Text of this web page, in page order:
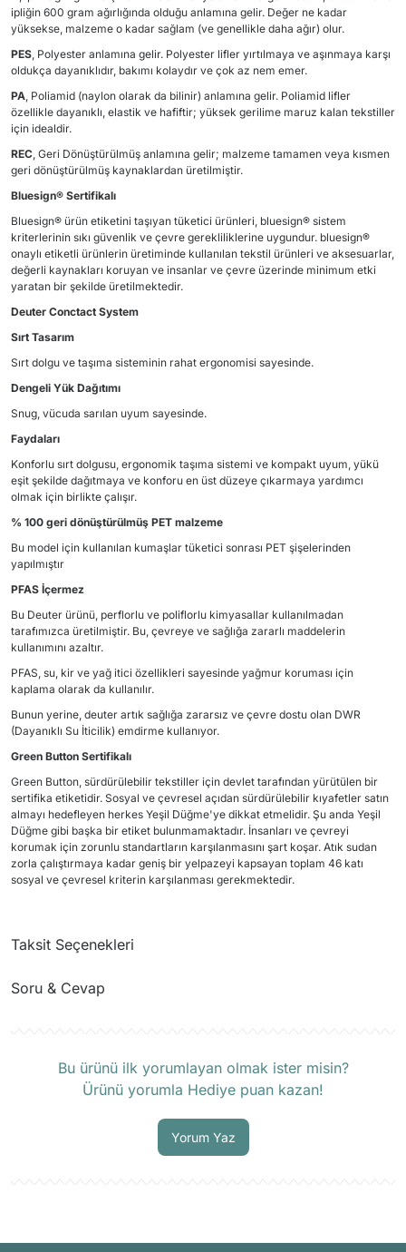
ipliğin 600 gram ağırlığında olduğu anlamına gelir. Değer ne kadar
yüksekse, malzeme o kadar sağlam (ve genellikle daha ağır) olur.
PES, Polyester anlamına gelir. Polyester lifler yırtılmaya ve aşınmaya karşı
oldukça dayanıklıdır, bakımı kolaydır ve çok az nem emer.
PA, Poliamid (naylon olarak da bilinir) anlamına gelir. Poliamid lifler
özellikle dayanıklı, elastik ve hafiftir; yüksek gerilime maruz kalan tekstiller
için idealdir.
REC, Geri Dönüştürülmüş anlamına gelir; malzeme tamamen veya kısmen
geri dönüştürülmüş kaynaklardan üretilmiştir.
Bluesign® Sertifikalı
Bluesign® ürün etiketini taşıyan tüketici ürünleri, bluesign® sistem
kriterlerinin sıkı güvenlik ve çevre gerekliliklerine uygundur. bluesign®
onaylı etiketli ürünlerin üretiminde kullanılan tekstil ürünleri ve aksesuarlar,
değerli kaynakları koruyan ve insanlar ve çevre üzerinde minimum etki
yaratan bir şekilde üretilmektedir.
Deuter Conctact System
Sırt Tasarım
Sırt dolgu ve taşıma sisteminin rahat ergonomisi sayesinde.
Dengeli Yük Dağıtımı
Snug, vücuda sarılan uyum sayesinde.
Faydaları
Konforlu sırt dolgusu, ergonomik taşıma sistemi ve kompakt uyum, yükü
eşit şekilde dağıtmaya ve konforu en üst düzeye çıkarmaya yardımcı
olmak için birlikte çalışır.
% 100 geri dönüştürülmüş PET malzeme
Bu model için kullanılan kumaşlar tüketici sonrası PET şişelerinden
yapılmıştır
PFAS İçermez
Bu Deuter ürünü, perflorlu ve poliflorlu kimyasallar kullanılmadan
tarafımızca üretilmiştir. Bu, çevreye ve sağlığa zararlı maddelerin
kullanımını azaltır.
PFAS, su, kir ve yağ itici özellikleri sayesinde yağmur koruması için
kaplama olarak da kullanılır.
Bunun yerine, deuter artık sağlığa zararsız ve çevre dostu olan DWR
(Dayanıklı Su İticilik) emdirme kullanıyor.
Green Button Sertifikalı
Green Button, sürdürülebilir tekstiller için devlet tarafından yürütülen bir
sertifika etiketidir. Sosyal ve çevresel açıdan sürdürülebilir kıyafetler satın
almayı hedefleyen herkes Yeşil Düğme'ye dikkat etmelidir. Şu anda Yeşil
Düğme gibi başka bir etiket bulunmamaktadır. İnsanları ve çevreyi
korumak için zorunlu standartların karşılanmasını şart koşar. Atık sudan
zorla çalıştırmaya kadar geniş bir yelpazeyi kapsayan toplam 46 katı
sosyal ve çevresel kriterin karşılanması gerekmektedir.
Taksit Seçenekleri
Soru & Cevap
Bu ürünü ilk yorumlayan olmak ister misin?
Ürünü yorumla Hediye puan kazan!
Yorum Yaz